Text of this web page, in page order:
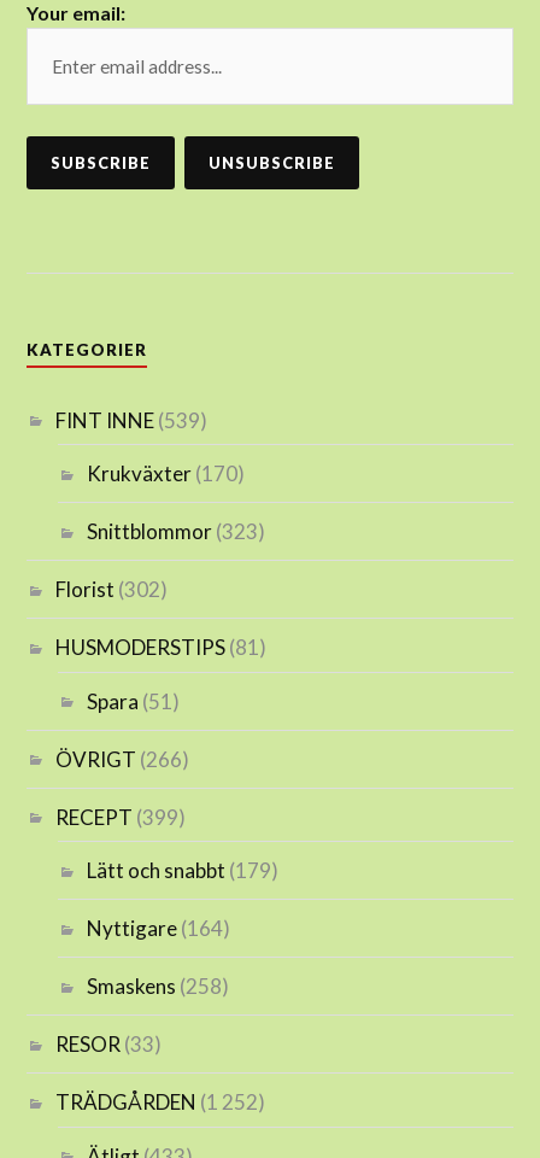
Your email:
KATEGORIER
FINT INNE(539)
Krukväxter(170)
Snittblommor(323)
Florist (302)
HUSMODERSTIPS(81)
Spara (51)
ÖVRIGT (266)
RECEPT (399)
Lätt och snabbt (179)
Nyttigare(164)
Smaskens (258)
RESOR (33)
TRÄDGÅRDEN (1 252)